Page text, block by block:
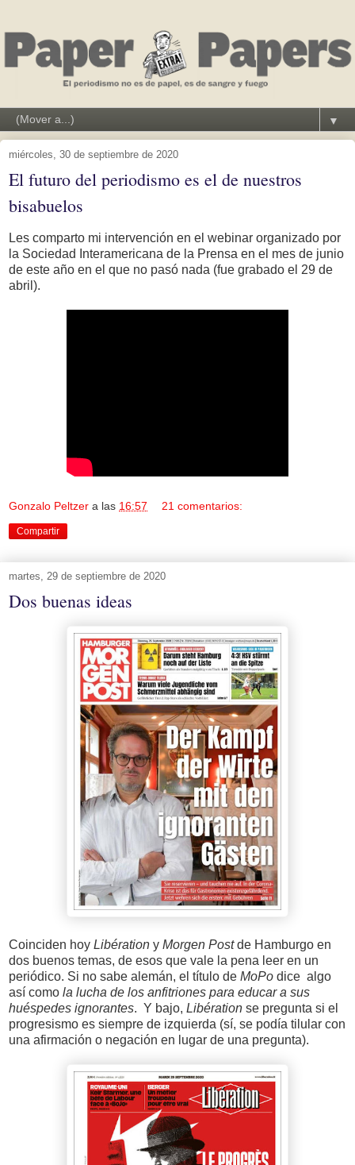
▼
miércoles, 30 de septiembre de 2020
El futuro del periodismo es el de nuestros
bisabuelos
Les comparto mi intervención en el webinar organizado por
la Sociedad Interamericana de la Prensa en el mes de junio
de este año en el que no pasó nada (fue grabado el 29 de
abril).
Gonzalo Peltzer a las 16:57 21 comentarios:
Compartir
martes, 29 de septiembre de 2020
Dos buenas ideas
Coinciden hoy Libération y Morgen Postde Hamburgo en
dos buenos temas, de esos que vale la pena leer en un
periódico. Si no sabe alemán, el título de MoPo dice algo
así como la lucha de los anfitriones para educar a sus
huéspedes ignorantes. Y bajo, Libération se pregunta si el
progresismo es siempre de izquierda (sí, se podía tilular con
una afirmación o negación en lugar de una pregunta).